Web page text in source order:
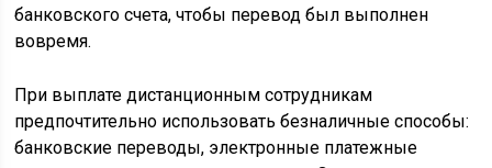
банковского счета, чтобы перевод был выполнен
вовремя.
При выплате дистанционным сотрудникам
предпочтительно использовать безналичные способы:
банковские переводы, электронные платежные